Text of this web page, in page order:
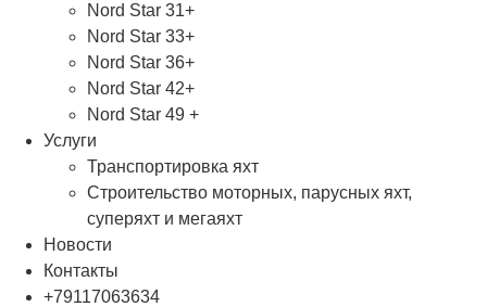
Nord Star 31+
Nord Star 33+
Nord Star 36+
Nord Star 42+
Nord Star 49 +
Услуги
Транспортировка яхт
Строительство моторных, парусных яхт,
суперяхт и мегаяхт
Новости
Контакты
+79117063634